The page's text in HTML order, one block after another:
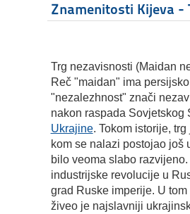
Znamenitosti Kijeva -
Trg nezavisnosti (Maidan
Reč "maidan" ima
"nezalezhnost" znači
nakon raspada Sovjetskog
Ukrajine. Tokom istorije,
kom se nalazi postojao još
bilo veoma slabo
industrijske revolucije u
grad Ruske imperije. U
živeo je najslavniji